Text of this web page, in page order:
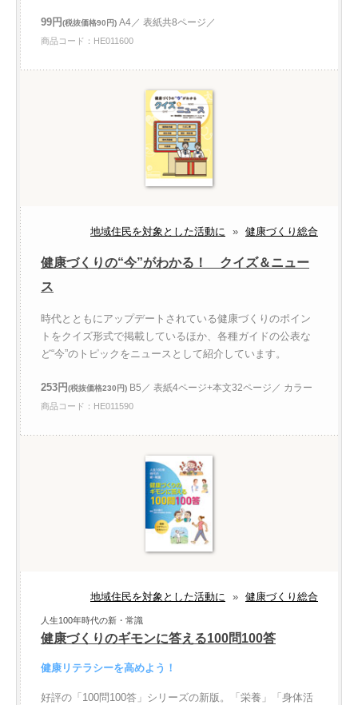
99円(税抜価格90円) A4／ 表紙共8ページ／
商品コード：HE011600
地域住民を対象とした活動に » 健康づくり総合
健康づくりの“今”がわかる！ クイズ＆ニュー
ス
時代とともにアップデートされている健康づくりのポイン
トをクイズ形式で掲載しているほか、各種ガイドの公表な
ど“今”のトピックをニュースとして紹介しています。
253円(税抜価格230円) B5／ 表紙4ページ+本文32ページ／ カラー
商品コード：HE011590
地域住民を対象とした活動に » 健康づくり総合
人生100年時代の新・常識
健康づくりのギモンに答える100問100答
健康リテラシーを高めよう！
好評の「100問100答」シリーズの新版。「栄養」「身体活